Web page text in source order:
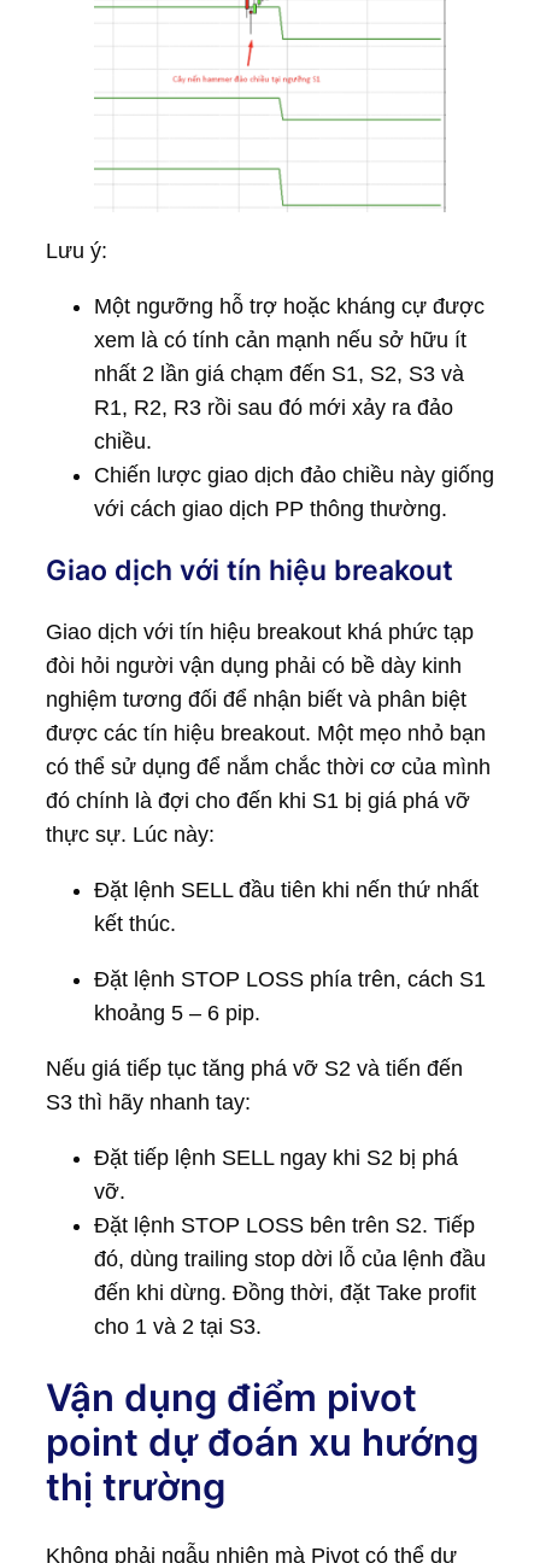
Lưu ý:
Một ngưỡng hỗ trợ hoặc kháng cự được
xem là có tính cản mạnh nếu sở hữu ít
nhất 2 lần giá chạm đến S1, S2, S3 và
R1, R2, R3 rồi sau đó mới xảy ra đảo
chiều.
Chiến lược giao dịch đảo chiều này giống
với cách giao dịch PP thông thường.
Giao dịch với tín hiệu breakout
Giao dịch với tín hiệu breakout khá phức tạp
đòi hỏi người vận dụng phải có bề dày kinh
nghiệm tương đối để nhận biết và phân biệt
được các tín hiệu breakout. Một mẹo nhỏ bạn
có thể sử dụng để nắm chắc thời cơ của mình
đó chính là đợi cho đến khi S1 bị giá phá vỡ
thực sự. Lúc này:
Đặt lệnh SELL đầu tiên khi nến thứ nhất
kết thúc.
Đặt lệnh STOP LOSS phía trên, cách S1
khoảng 5 – 6 pip.
Nếu giá tiếp tục tăng phá vỡ S2 và tiến đến
S3 thì hãy nhanh tay:
Đặt tiếp lệnh SELL ngay khi S2 bị phá
vỡ.
Đặt lệnh STOP LOSS bên trên S2. Tiếp
đó, dùng trailing stop dời lỗ của lệnh đầu
đến khi dừng. Đồng thời, đặt Take profit
cho 1 và 2 tại S3.
Vận dụng điểm pivot
point dự đoán xu hướng
thị trường
Không phải ngẫu nhiên mà Pivot có thể dự